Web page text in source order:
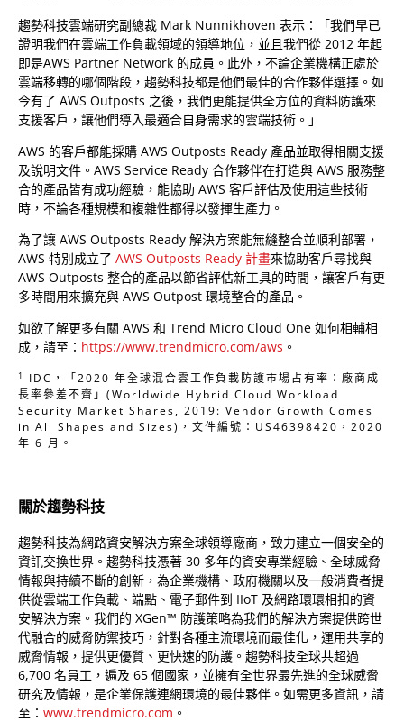
趨勢科技雲端研究副總裁 Mark Nunnikhoven 表示：「我們早已
證明我們在雲端工作負載領域的領導地位，並且我們從 2012 年起
即是AWS Partner Network 的成員。此外，不論企業機構正處於
雲端移轉的哪個階段，趨勢科技都是他們最佳的合作夥伴選擇。如
今有了 AWS Outposts 之後，我們更能提供全方位的資料防護來
支援客戶，讓他們導入最適合自身需求的雲端技術。」
AWS 的客戶都能採購 AWS Outposts Ready 產品並取得相關支援
及說明文件。AWS Service Ready 合作夥伴在打造與 AWS 服務整
合的產品皆有成功經驗，能協助 AWS 客戶評估及使用這些技術
時，不論各種規模和複雜性都得以發揮生產力。
為了讓 AWS Outposts Ready 解決方案能無縫整合並順利部署，
AWS 特別成立了 AWS Outposts Ready 計畫來協助客戶尋找與
AWS Outposts 整合的產品以節省評估新工具的時間，讓客戶有更
多時間用來擴充與 AWS Outpost 環境整合的產品。
如欲了解更多有關 AWS 和 Trend Micro Cloud One 如何相輔相
成，請至： https://www.trendmicro.com/aws 。
1
IDC，「2020 年全球混合雲工作負載防護市場占有率：廠商成
長率參差不齊」(Worldwide Hybrid Cloud Workload
Security Market Shares, 2019: Vendor Growth Comes
in All Shapes and Sizes)，文件編號：US46398420，2020
年 6 月。
關於趨勢科技
趨勢科技為網路資安解決方案全球領導廠商，致力建立一個安全的
資訊交換世界。趨勢科技憑著 30 多年的資安專業經驗、全球威脅
情報與持續不斷的創新，為企業機構、政府機關以及一般消費者提
供從雲端工作負載、端點、電子郵件到 IIoT 及網路環環相扣的資
安解決方案。我們的 XGen™ 防護策略為我們的解決方案提供跨世
代融合的威脅防禦技巧，針對各種主流環境而最佳化，運用共享的
威脅情報，提供更優質、更快速的防護。趨勢科技全球共超過
6,700 名員工，遍及 65 個國家，並擁有全世界最先進的全球威脅
研究及情報，是企業保護連網環境的最佳夥伴。如需更多資訊，請
至： www.trendmicro.com 。